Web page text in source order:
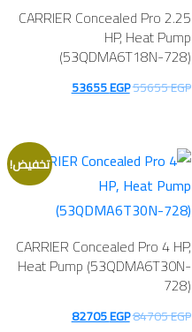
CARRIER Concealed Pro 2.25
HP, Heat Pump
(53QDMA6T18N-728)
55655EGP
السعر
55655 EGP.
53655EGP
53655 EGP.تخفيض!
CARRIER Concealed Pro 4 HP,
Heat Pump (53QDMA6T30N-
728)
84705EGP
السعر82705EGP